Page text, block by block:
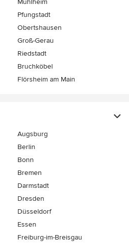
Mühlheim
Pfungstadt
Obertshausen
Groß-Gerau
Riedstadt
Bruchköbel
Flörsheim am Main
Augsburg
Berlin
Bonn
Bremen
Darmstadt
Dresden
Düsseldorf
Essen
Freiburg-im-Breisgau